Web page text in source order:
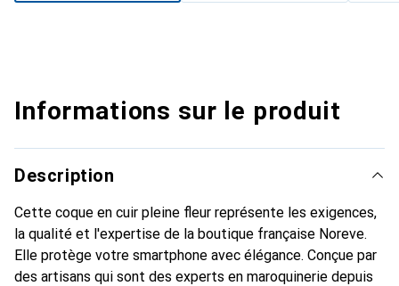
Informations sur le produit
Description
Cette coque en cuir pleine fleur représente les exigences,
la qualité et l'expertise de la boutique française Noreve.
Elle protège votre smartphone avec élégance. Conçue par
des artisans qui sont des experts en maroquinerie depuis